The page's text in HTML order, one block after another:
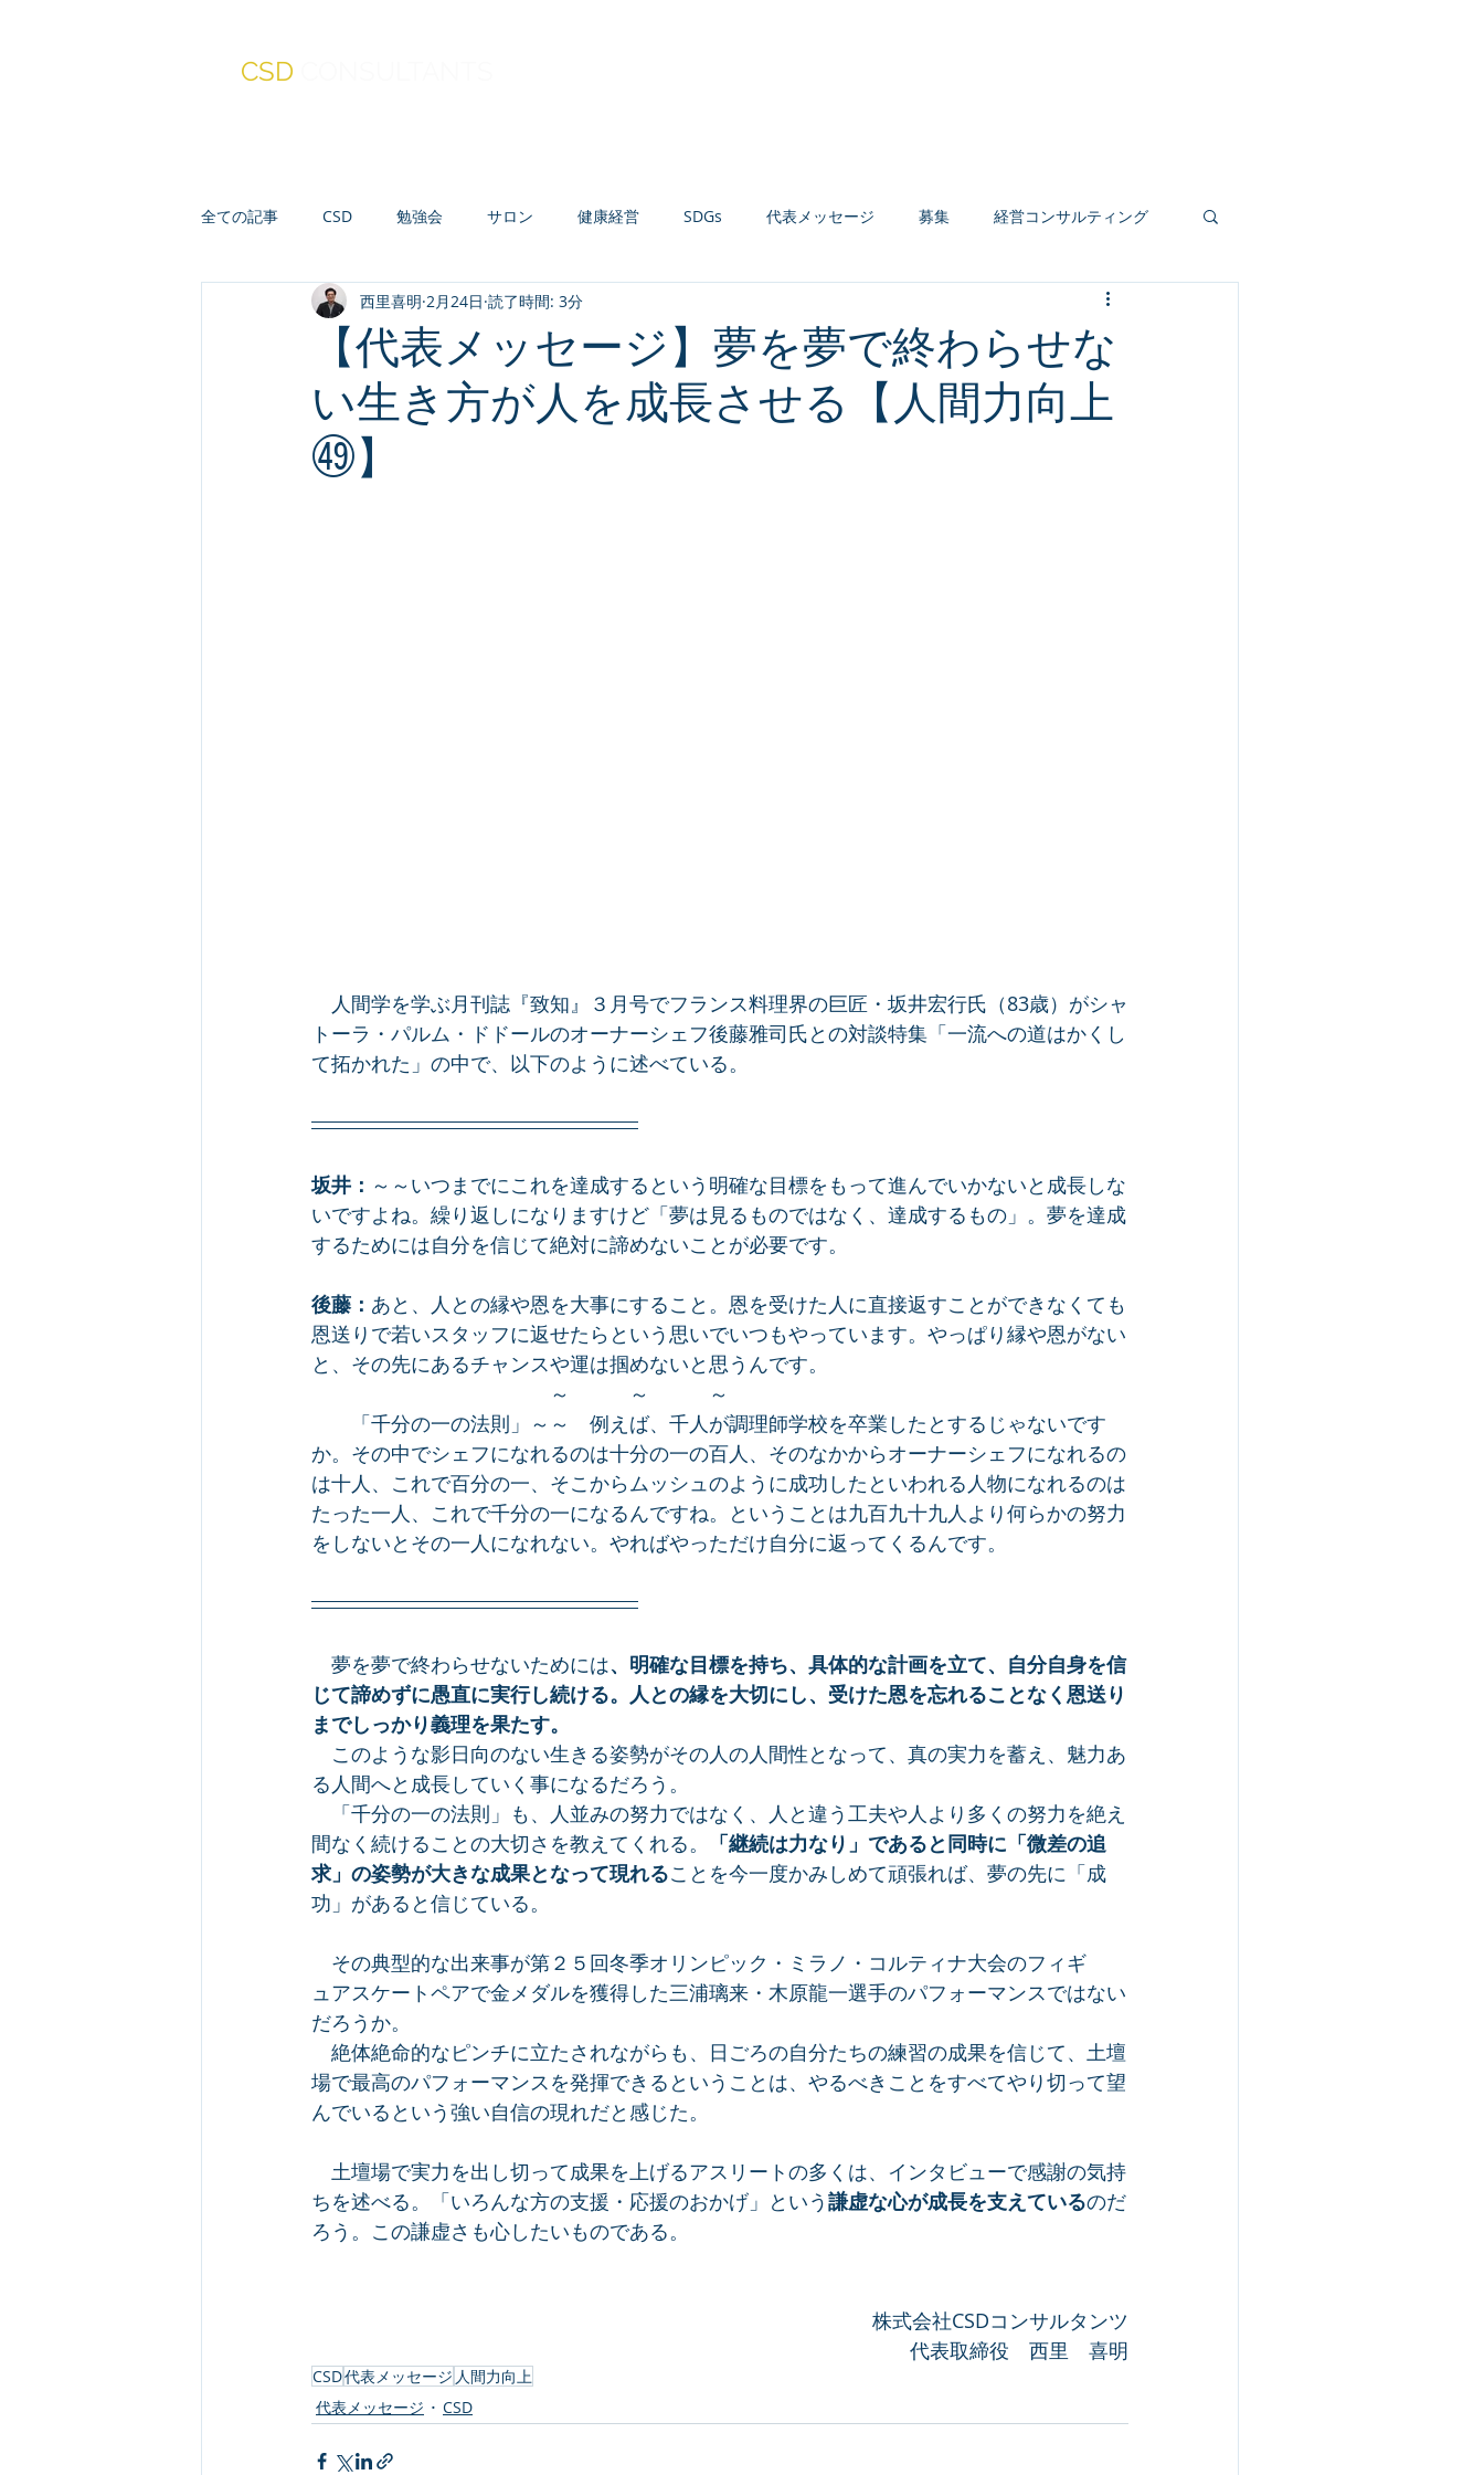
CSD
全ての記事 CSD 勉強会 サロン 健康経営 SDGs 代表メッセージ 募集 経営コンサルティング
真・報連相 セミナー 人材育成 組織活性化 人事評価制度
会計・財務・ファイナンス
【代表メッセージ】夢を夢で終わらせな
い生き方が人を成長させる【人間力向上
㊾】
西里喜明 2月24日 読了時間: 3分
人間学を学ぶ月刊誌『致知』３月号でフランス料理界の巨匠・坂井宏行氏（83歳）がシャ
トーラ・パルム・ドドールのオーナーシェフ後藤雅司氏との対談特集「一流への道はかくし
て拓かれた」の中で、以下のように述べている。
坂井： ～～いつまでにこれを達成するという明確な目標をもって進んでいかないと成長しな
いですよね。繰り返しになりますけど「夢は見るものではなく、達成するもの」。夢を達成
するためには自分を信じて絶対に諦めないことが必要です。
後藤： あと、人との縁や恩を大事にすること。恩を受けた人に直接返すことができなくても
恩送りで若いスタッフに返せたらという思いでいつもやっています。やっぱり縁や恩がない
と、その先にあるチャンスや運は掴めないと思うんです。
～　　　～　　　～
「千分の一の法則」～～　例えば、千人が調理師学校を卒業したとするじゃないです
か。その中でシェフになれるのは十分の一の百人、そのなかからオーナーシェフになれるの
は十人、これで百分の一、そこからムッシュのように成功したといわれる人物になれるのは
たった一人、これで千分の一になるんですね。ということは九百九十九人より何らかの努力
をしないとその一人になれない。やればやっただけ自分に返ってくるんです。
夢を夢で終わらせないためには、明確な目標を持ち、具体的な計画を立て、自分自身を信
じて諦めずに愚直に実行し続ける。人との縁を大切にし、受けた恩を忘れることなく恩送り
までしっかり義理を果たす。
このような影日向のない生きる姿勢がその人の人間性となって、真の実力を蓄え、魅力あ
る人間へと成長していく事になるだろう。
「千分の一の法則」も、人並みの努力ではなく、人と違う工夫や人より多くの努力を絶え
間なく続けることの大切さを教えてくれる。
「継続は力なり」であると同時に「微差の追
求」の姿勢が大きな成果となって現れることを今一度かみしめて頑張れば、夢の先に「成
功」があると信じている。
その典型的な出来事が第２５回冬季オリンピック・ミラノ・コルティナ大会のフィギ
ュアスケートペアで金メダルを獲得した三浦璃来・木原龍一選手のパフォーマンスではない
だろうか。
絶体絶命的なピンチに立たされながらも、日ごろの自分たちの練習の成果を信じて、土壇
場で最高のパフォーマンスを発揮できるということは、やるべきことをすべてやり切って望
んでいるという強い自信の現れだと感じた。
土壇場で実力を出し切って成果を上げるアスリートの多くは、インタビューで感謝の気持
ちを述べる。「いろんな方の支援・応援のおかげ」という謙虚な心が成長を支えているのだ
ろう。この謙虚さも心したいものである。
株式会社CSDコンサルタンツ
代表取締役　西里　喜明
CSD代表メッセージ 人間力向上
代表メッセージ
CSD